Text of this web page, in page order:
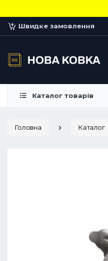
Швидке замовлення
Каталог товарів
Головна Каталог